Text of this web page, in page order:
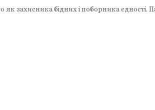
захисника бідних і поборника єдності.